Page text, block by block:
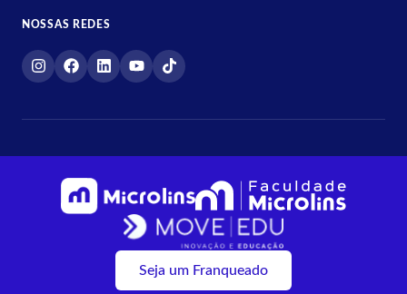
NOSSAS REDES
Seja um Franqueado